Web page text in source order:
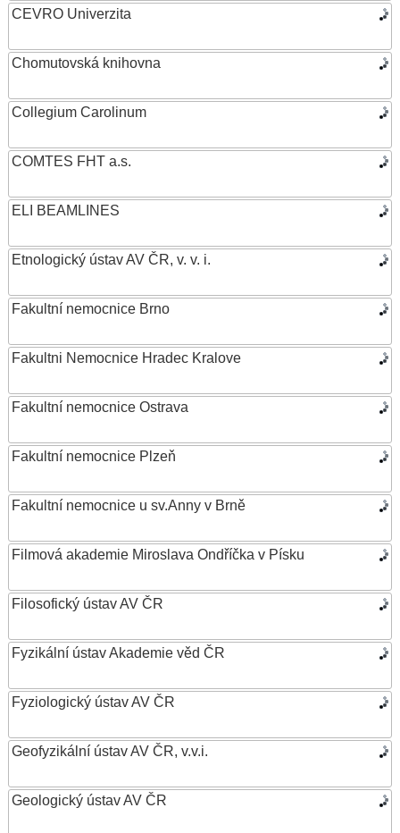
CEVRO Univerzita
Chomutovská knihovna
Collegium Carolinum
COMTES FHT a.s.
ELI BEAMLINES
Etnologický ústav AV ČR, v. v. i.
Fakultní nemocnice Brno
Fakultni Nemocnice Hradec Kralove
Fakultní nemocnice Ostrava
Fakultní nemocnice Plzeň
Fakultní nemocnice u sv.Anny v Brně
Filmová akademie Miroslava Ondříčka v Písku
Filosofický ústav AV ČR
Fyzikální ústav Akademie věd ČR
Fyziologický ústav AV ČR
Geofyzikální ústav AV ČR, v.v.i.
Geologický ústav AV ČR